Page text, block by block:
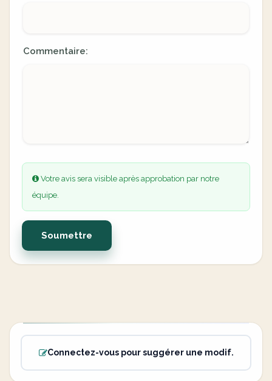
Commentaire:
Votre avis sera visible après approbation par notre
équipe.
Soumettre
Connectez-vous pour suggérer une modif.